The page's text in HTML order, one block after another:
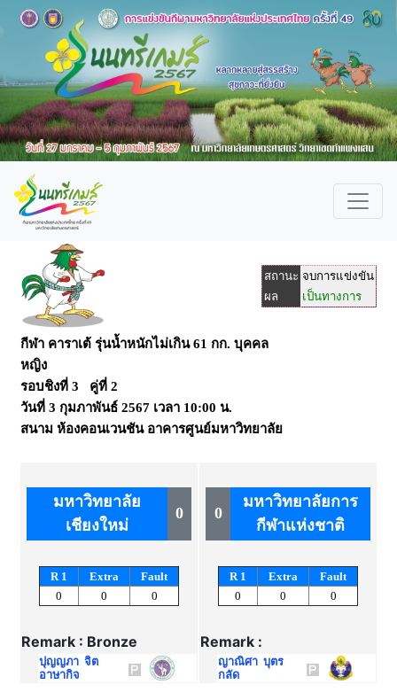
สถานะ จบการแข่งขัน
ผล
เป็นทางการ
กีฬา คาราเต้ รุ่นน้ำหนักไม่เกิน 61 กก. บุคคล
หญิง
รอบชิงที่ 3 คู่ที่ 2
วันที่ 3 กุมภาพันธ์ 2567 เวลา 10:00 น.
สนาม ห้องคอนเวนชัน อาคารศูนย์มหาวิทยาลัย
มหาวิทยาลัย
เชียงใหม่
0
R 1 Extra
Fault
0
0 0
Remark : Bronze
ปุญญภา จิต
อาษากิจ
0
มหาวิทยาลัยการ
กีฬาแห่งชาติ
R 1 Extra
Fault
0
0 0
Remark :
ญาณิศา บุตร
กลัด